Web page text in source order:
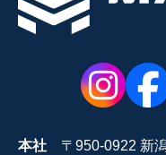
本社 〒950-0922 新